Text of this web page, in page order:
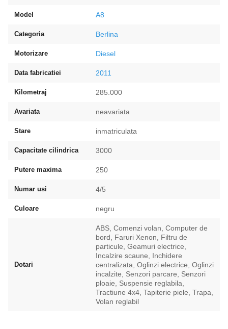
Model A8
Categoria Berlina
Motorizare Diesel
Data fabricatiei 2011
Kilometraj 285.000
Avariata neavariata
Stare inmatriculata
Capacitate cilindrica 3000
Putere maxima 250
Numar usi 4/5
Culoare negru
Dotari
ABS, Comenzi volan, Computer de
bord, Faruri Xenon, Filtru de
particule, Geamuri electrice,
Incalzire scaune, Inchidere
centralizata, Oglinzi electrice, Oglinzi
incalzite, Senzori parcare, Senzori
ploaie, Suspensie reglabila,
Tractiune 4x4, Tapiterie piele, Trapa,
Volan reglabil